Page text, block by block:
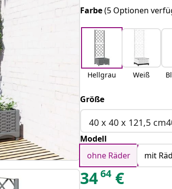
Farbe(5 Optionen
Hellgrau Weiß
Größe
40 x 40 x 121,5
Modell
ohne Räder
mit
3464 €